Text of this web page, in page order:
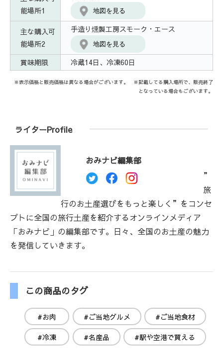
能場所1
地図を見る
主な購入可
能場所2
手造り燻製工房スモーク・エース
地図を見る
賞味期限 冷蔵14日、冷凍60日
※表示価格と販売価格は異なる場合がございます。 ※記載してる購入場所で、販売終了
となっている場合もございます。
ライターProfile
おみナビ編集部
”
旅
行のお土産選びをもっと楽しく”をコンセ
プトに全国の旅行土産を紹介するオンラインメディア
「おみナビ」の編集部です。日々、全国のお土産の魅力
を発信していきます。
この商品のタグ
#お肉 #ご当地グルメ #ご当地食材
#冷凍 #名産品 #駅や空港で買える